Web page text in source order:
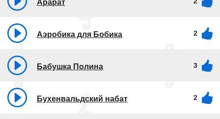
Арарат
Аэробика для Бобика 2
Бабушка Полина 3
Бухенвальдский набат 2